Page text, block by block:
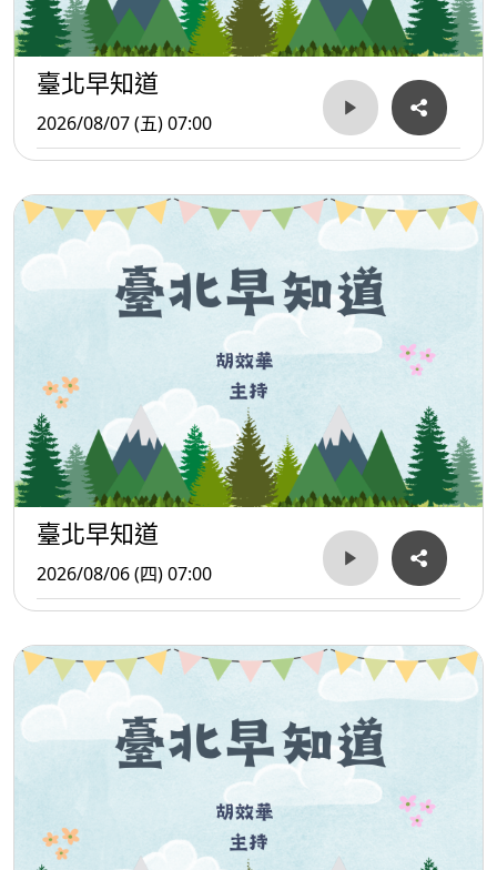
臺北早知道
2026/08/07 (五) 07:00
臺北早知道
2026/08/06 (四) 07:00